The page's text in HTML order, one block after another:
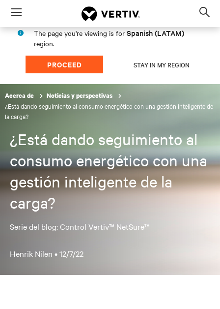
Menu
The page you're viewing is for Spanish (LATAM)
region.
PROCEED STAY IN MY REGION
Acerca de Noticias y perspectivas
¿Está dando seguimiento al consumo energético con una gestión inteligente de
la carga?
¿Está dando seguimiento al
consumo energético con una
gestión inteligente de la
carga?
Serie del blog: Control Vertiv™ NetSure™
Henrik Nilen •12/7/22